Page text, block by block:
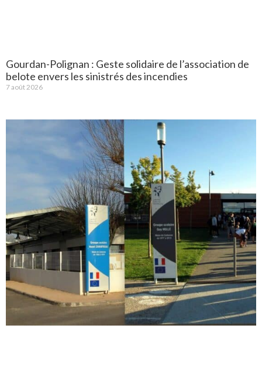
Gourdan-Polignan : Geste solidaire de l’association de
belote envers les sinistrés des incendies
7 août 2026